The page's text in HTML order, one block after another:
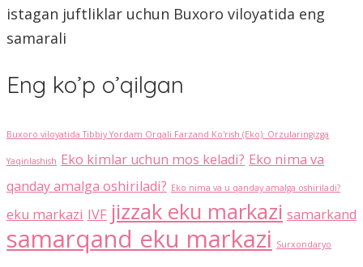
istagan juftliklar uchun Buxoro viloyatida eng
samarali
Eng ko’p o’qilgan
Buxoro viloyatida Tibbiy Yordam Orqali Farzand Ko'rish (Eko): Orzularingizga
Yaqinlashish Eko kimlar uchun mos keladi? Eko nima va
qanday amalga oshiriladi? Eko nima va u qanday amalga oshiriladi?
eku markazi IVF jizzak eku markazi samarkand
samarqand eku markazi Surxondaryo